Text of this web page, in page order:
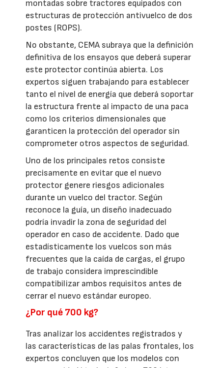
montadas sobre tractores equipados con
estructuras de protección antivuelco de dos
postes (ROPS).
No obstante, CEMA subraya que la definición
definitiva de los ensayos que deberá superar
este protector continúa abierta. Los
expertos siguen trabajando para establecer
tanto el nivel de energía que deberá soportar
la estructura frente al impacto de una paca
como los criterios dimensionales que
garanticen la protección del operador sin
comprometer otros aspectos de seguridad.
Uno de los principales retos consiste
precisamente en evitar que el nuevo
protector genere riesgos adicionales
durante un vuelco del tractor. Según
reconoce la guía, un diseño inadecuado
podría invadir la zona de seguridad del
operador en caso de accidente. Dado que
estadísticamente los vuelcos son más
frecuentes que la caída de cargas, el grupo
de trabajo considera imprescindible
compatibilizar ambos requisitos antes de
cerrar el nuevo estándar europeo.
¿Por qué 700 kg?
Tras analizar los accidentes registrados y
las características de las palas frontales, los
expertos concluyen que los modelos con